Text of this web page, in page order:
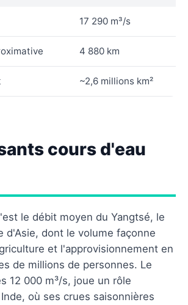
17 290 m³/s
4 880 km
~2,6 millions km²
cours d'eau
le débit moyen du Yangtsé, le
d'Asie, dont le volume façonne
et l'approvisionnement en
de millions de personnes. Le
12 000 m³/s, joue un rôle
où ses crues saisonnières